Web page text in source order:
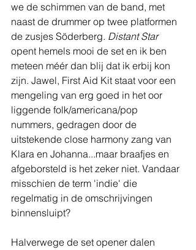
we de schimmen van de band, met
naast de drummer op twee platformen
de zusjes Söderberg. Distant Star
opent hemels mooi de set en ik ben
meteen méér dan blij dat ik erbij kon
zijn. Jawel, First Aid Kit staat voor een
mengeling van erg goed in het oor
liggende folk/americana/pop
nummers, gedragen door de
uitstekende close harmony zang van
Klara en Johanna...maar braafjes en
afgeborsteld is het zeker niet. Vandaar
misschien de term 'indie' die
regelmatig in de omschrijvingen
binnensluipt?
Halverwege de set opener dalen